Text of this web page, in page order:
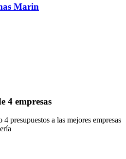
Marin
4 empresas
presupuestos a las mejores empresas